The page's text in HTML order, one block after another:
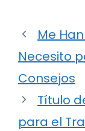
Me
Necesito
Consejos
Título
para el